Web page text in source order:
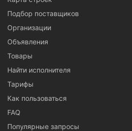
Подбор поставщиков
Организации
Объявления
Товары
Найти исполнителя
Тарифы
Как пользоваться
FAQ
Популярные запросы